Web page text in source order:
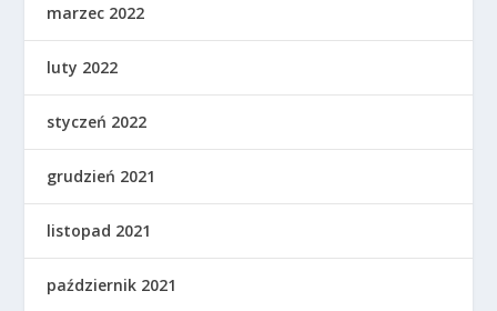
marzec 2022
luty 2022
styczeń 2022
grudzień 2021
listopad 2021
październik 2021